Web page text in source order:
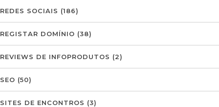
REDES SOCIAIS (186)
REGISTAR DOMÍNIO (38)
REVIEWS DE INFOPRODUTOS (2)
SEO (50)
SITES DE ENCONTROS (3)